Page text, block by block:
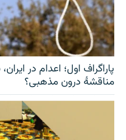
پاراگراف اول؛ اعدام در
مناقشهٔ درون مذهبی؟